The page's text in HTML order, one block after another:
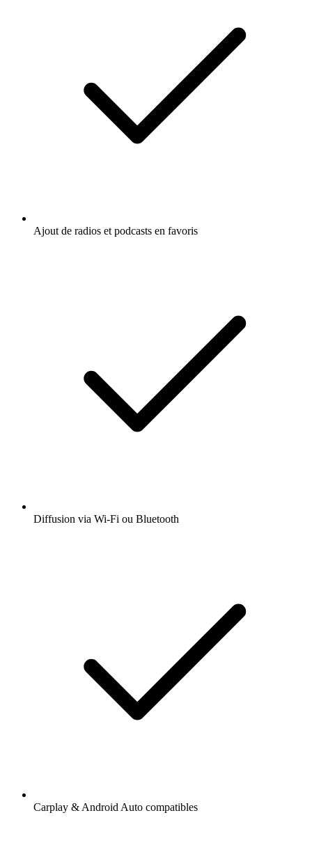
Ajout de radios et podcasts en favoris
Diffusion via Wi-Fi ou Bluetooth
Carplay & Android Auto compatibles